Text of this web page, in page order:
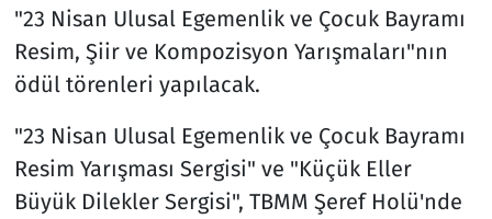
"23 Nisan Ulusal Egemenlik ve Çocuk Bayramı
Resim, Şiir ve Kompozisyon Yarışmaları"nın
ödül törenleri yapılacak.
"23 Nisan Ulusal Egemenlik ve Çocuk Bayramı
Resim Yarışması Sergisi" ve "Küçük Eller
Büyük Dilekler Sergisi", TBMM Şeref Holü'nde